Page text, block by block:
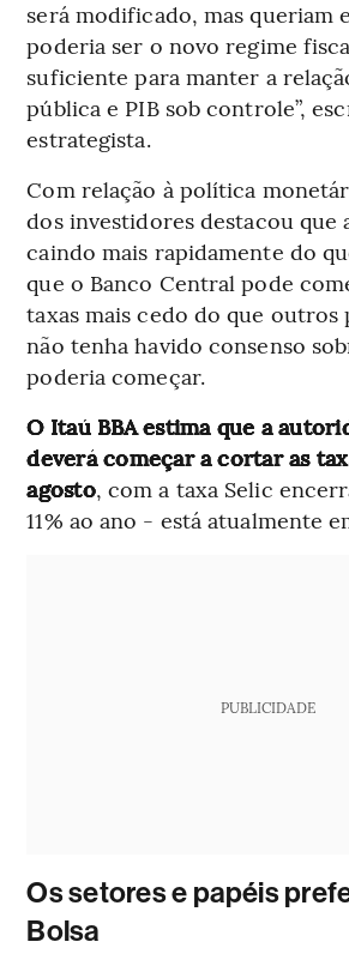
será modificado, mas queriam
poderia ser o novo regime
suficiente para manter a
pública e PIB sob controle”,
estrategista.
Com relação à política
dos investidores destacou que
caindo mais rapidamente do
que o Banco Central pode
taxas mais cedo do que outros
não tenha havido consenso
poderia começar.
O Itaú BBA estima que a
deverá começar a cortar as
agosto, com a taxa Selic
11% ao ano - está atualmente
PUBLICIDADE
Os setores e papéis
Bolsa